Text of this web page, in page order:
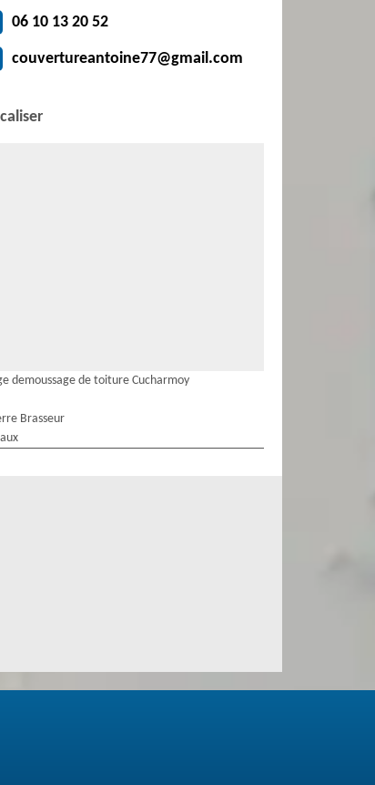
06 10 13 20 52
couvertureantoine77@gmail.com
demoussage de toiture Cucharmoy
Brasseur